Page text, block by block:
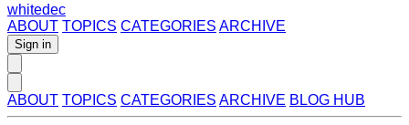
whitedec
ABOUT TOPICS CATEGORIES ARCHIVE
Sign in
ABOUT TOPICS CATEGORIES ARCHIVE BLOG HUB